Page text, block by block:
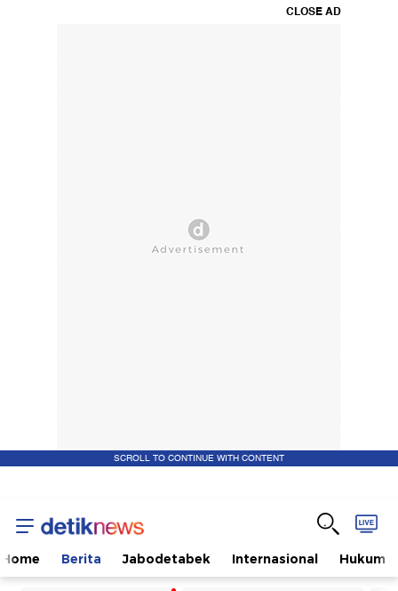
CLOSE AD
SCROLL TO CONTINUE WITH CONTENT
Home Berita Jabodetabek Internasional Hukum